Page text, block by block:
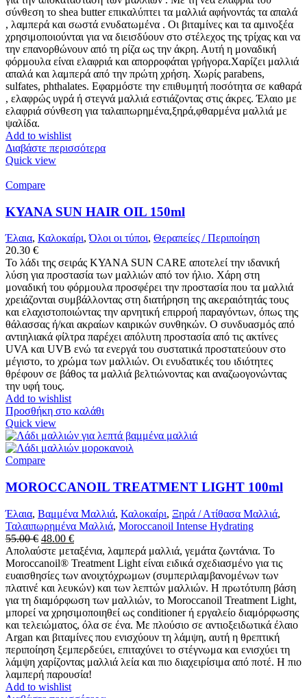
σύνθεση το shea butter επικαλύπτει τα μαλλιά αφήνοντάς τα απαλά
, λαμπερά και σωστά ενυδατωμένα . Οι βιταμίνες και τα αμινοξέα
χρησιμοποιούνται για να διεισδύουν στο στέλεχος της τρίχας και να
την επανορθώνουν από τη ρίζα ως την άκρη. Αυτή η μοναδική
φόρμουλα είναι ελαφριά και απορροφάται γρήγορα.Χαρίζει μαλλιά
απαλά και λαμπερά από την πρώτη χρήση. Χωρίς parabens,
sulfates, phthalates. Εφαρμόστε την επιθυμητή ποσότητα σε καθαρά
, ελαφρώς υγρά ή στεγνά μαλλιά εστιάζοντας στις άκρες. Έλαιο με
ελαφριά σύνθεση για ταλαιπωρημένα,ξηρά,φθαρμένα μαλλιά με
ψαλίδα.
Add to wishlist
Διαβάστε περισσότερα
Quick view
Compare
KYANA SUN HAIR OIL 150ml
Έλαια, Καλοκαίρι,Όλοι οι τύποι, Θεραπείες / Περιποίηση
20.30 €
Το λάδι της σειράς ΚΥΑΝΑ SUN CARE αποτελεί την ιδανική
λύση για προστασία των μαλλιών από τον ήλιο. Χάρη στη
μοναδική του φόρμουλα προσφέρει την προστασία που τα μαλλιά
χρειάζονται συμβάλλοντας στη διατήρηση της ακεραιότητάς τους
και ελαχιστοποιώντας την αρνητική επιρροή παραγόντων, όπως της
θάλασσας ή/και ακραίων καιρικών συνθηκών. Ο συνδυασμός από
αντιηλιακά φίλτρα παρέχει απόλυτη προστασία από τις ακτίνες
UVA και UVB ενώ τα ενεργά του συστατικά προστατεύουν στο
μέγιστο, το χρώμα των μαλλιών. Οι ενυδατικές του ιδιότητες
θρέφουν σε βάθος τα μαλλιά βελτιώνοντας και αναζωογονώντας
την υφή τους.
Add to wishlist
Προσθήκη στο καλάθι
Quick view
Compare
MOROCCANOIL TREATMENT LIGHT 100ml
Έλαια, Βαμμένα Μαλλιά, Καλοκαίρι, Ξηρά / Ατίθασα Μαλλιά,
Ταλαιπωρημένα Μαλλιά, Moroccanoil Intense Hydrating
55.00€ Original
price
was:
55.00 €.
48.00 €Η
τρέχουσα
τιμή
είναι:
48.00 €.
Απολαύστε μεταξένια, λαμπερά μαλλιά, γεμάτα ζωντάνια. Το
Moroccanoil® Treatment Light είναι ειδικά σχεδιασμένο για τις
ευαισθησίες των ανοιχτόχρωμων (συμπεριλαμβανομένων των
πλατινέ και λευκών) και των λεπτών μαλλιών. Η πρωτότυπη βάση
για τη διαμόρφωση των μαλλιών, το Moroccanoil Treatment Light,
μπορεί να χρησιμοποιηθεί ως conditioner ή εργαλείο διαμόρφωσης
και τελειώματος, όλα σε ένα. Με πλούσιο σε αντιοξειδωτικά έλαιο
Αrgan και βιταμίνες που ενισχύουν τη λάμψη, αυτή η θρεπτική
περιποίηση ξεμπερδεύει, επιταχύνει το στέγνωμα και ενισχύει τη
λάμψη χαρίζοντας μαλλιά λεία και πιο διαχειρίσιμα από ποτέ. Η πιο
λαμπερή παρουσία!
Add to wishlist